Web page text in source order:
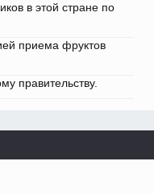
в этой стране по
приема фруктов
правительству.